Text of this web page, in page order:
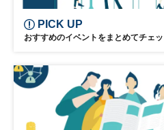
PICK UP
おすすめのイベントをまとめてチェッ